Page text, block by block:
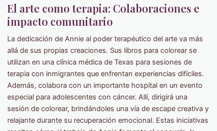
El arte como terapia: Colaboraciones e
impacto comunitario
La dedicación de Annie al poder terapéutico del arte va más
allá de sus propias creaciones. Sus libros para colorear se
utilizan en una clínica médica de Texas para sesiones de
terapia con inmigrantes que enfrentan experiencias difíciles.
Además, colabora con un importante hospital en un evento
especial para adolescentes con cáncer. Allí, dirigirá una
sesión de colorear, brindándoles una vía de escape creativa y
relajante durante su recuperación emocional. Estas iniciativas